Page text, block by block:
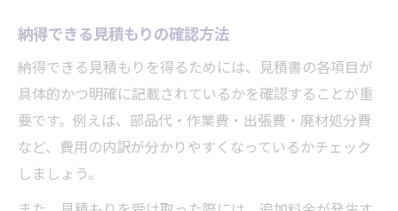
納得できる見積もりの確認方法
納得できる見積もりを得るためには、見積書の各項目が
具体的かつ明確に記載されているかを確認することが重
要です。例えば、部品代・作業費・出張費・廃材処分費
など、費用の内訳が分かりやすくなっているかチェック
しましょう。